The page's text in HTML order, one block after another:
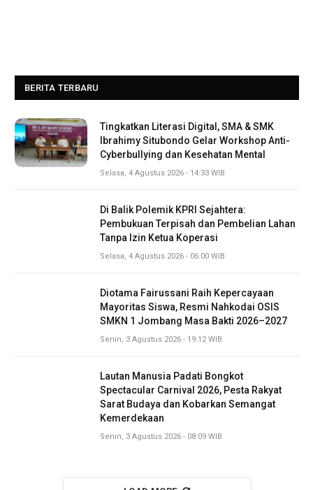
BERITA TERBARU
Tingkatkan Literasi Digital, SMA & SMK
Ibrahimy Situbondo Gelar Workshop Anti-
Cyberbullying dan Kesehatan Mental
Selasa, 4 Agustus 2026 - 14:33 WIB
Di Balik Polemik KPRI Sejahtera:
Pembukuan Terpisah dan Pembelian Lahan
Tanpa Izin Ketua Koperasi
Selasa, 4 Agustus 2026 - 06:00 WIB
Diotama Fairussani Raih Kepercayaan
Mayoritas Siswa, Resmi Nahkodai OSIS
SMKN 1 Jombang Masa Bakti 2026–2027
Senin, 3 Agustus 2026 - 19:12 WIB
Lautan Manusia Padati Bongkot
Spectacular Carnival 2026, Pesta Rakyat
Sarat Budaya dan Kobarkan Semangat
Kemerdekaan
Senin, 3 Agustus 2026 - 08:09 WIB